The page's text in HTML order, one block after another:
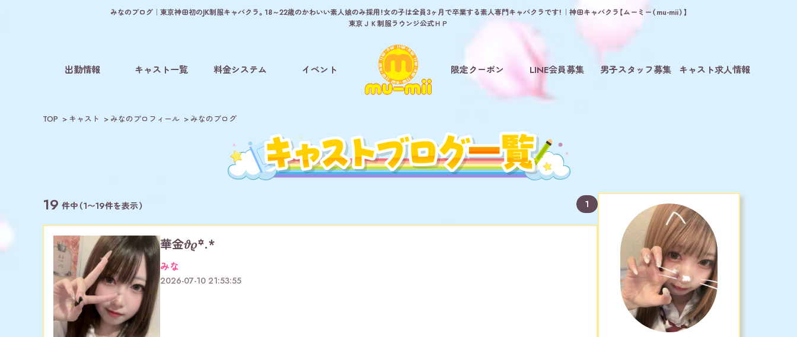
みなのブログ｜東京神田初のJK制服キャバクラ。18～22歳のかわいい素人娘のみ採用！女の子は全員3ヶ月で卒業する素人専門キャバクラです！｜神田キャバクラ【ムーミー（mu-mii）】
東京ＪＫ制服ラウンジ公式ＨＰ
出勤情報 キャスト一覧 料金システム イベント 限定クーポン LINE会員募集 男子スタッフ募集 キャスト求人情報
TOP キャスト みなのプロフィール みなのブログ
19 件中（1〜19件を表示） 1
華金𝜗𝜚꙳.*
みな
2026-07-10 21:53:55